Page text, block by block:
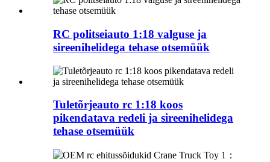
RC politseiauto 1:18 valguse ja
sireenihelidega tehase otsemüük
Tuletõrjeauto rc 1:18 koos
pikendatava redeli ja sireenihelidega
tehase otsemüük